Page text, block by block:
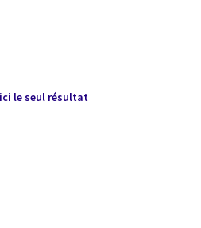
le seul résultat